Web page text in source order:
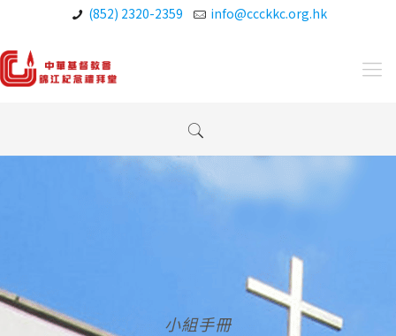
(852) 2320-2359 info@ccckkc.org.hk
小組手冊